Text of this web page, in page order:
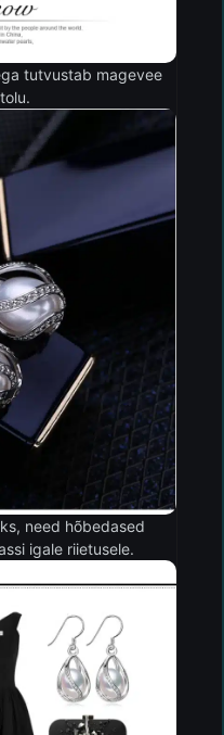
tutvustab magevee
need hõbedased
igale riietusele.